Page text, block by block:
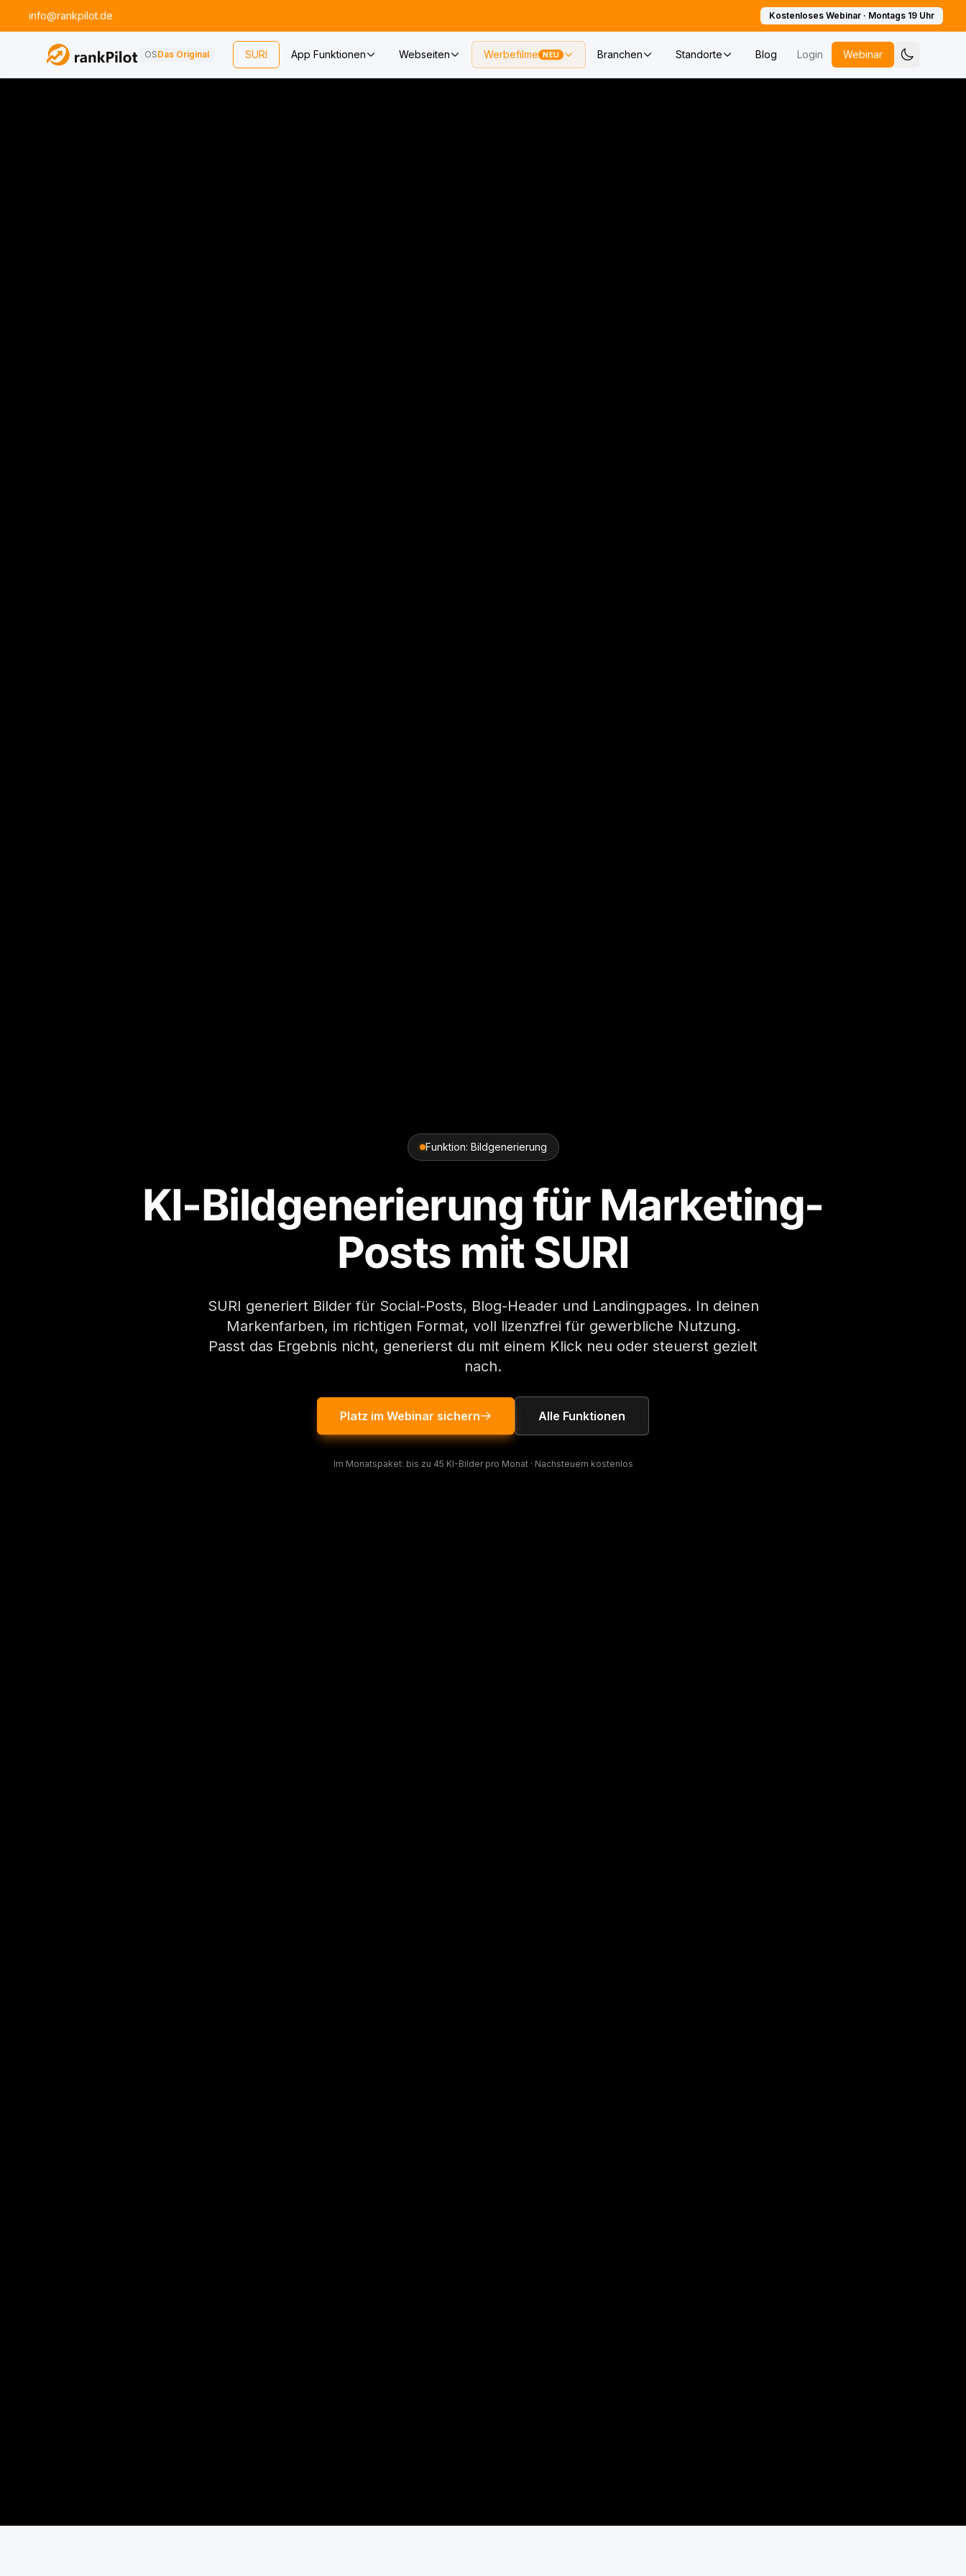
info@rankpilot.de Kostenloses Webinar · Montags 19 Uhr
OSDas Original SURI App Funktionen Webseiten Werbefilme NEU Branchen Standorte Blog Login Webinar
Funktion: Bildgenerierung
KI-Bildgenerierung für Marketing-
Posts mit SURI
SURI generiert Bilder für Social-Posts, Blog-Header und Landingpages. In deinen
Markenfarben, im richtigen Format, voll lizenzfrei für gewerbliche Nutzung.
Passt das Ergebnis nicht, generierst du mit einem Klick neu oder steuerst gezielt
nach.
Platz im Webinar sichern Alle Funktionen
Im Monatspaket: bis zu 45 KI-Bilder pro Monat · Nachsteuern kostenlos